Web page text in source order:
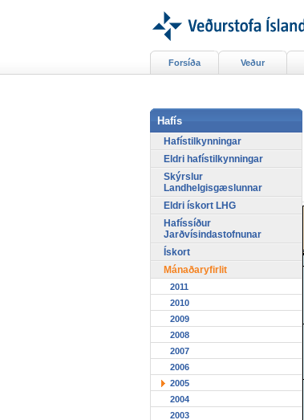
Forsíða Veður
Hafís
Hafístilkynningar
Eldri hafístilkynningar
Skýrslur
Landhelgisgæslunnar
Eldri ískort LHG
Hafíssíður
Jarðvísindastofnunar
Ískort
Mánaðaryfirlit
2011
2010
2009
2008
2007
2006
2005
2004
2003